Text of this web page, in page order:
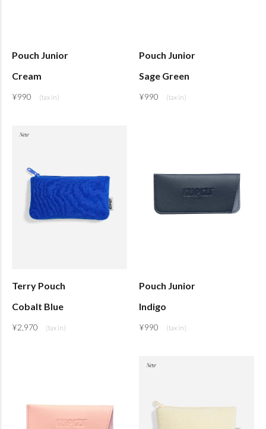
Pouch Junior
Cream
¥990
Pouch Junior
Sage Green
¥990
Terry Pouch
Cobalt Blue
¥2,970
Pouch Junior
Indigo
¥990